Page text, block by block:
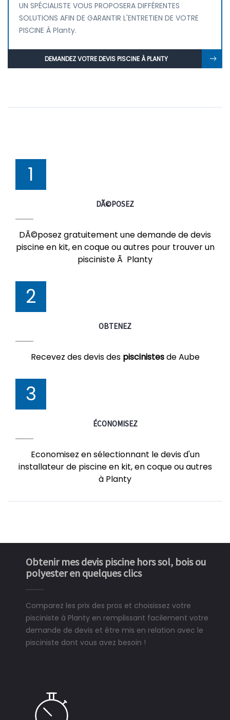
UN SPÉCIALISTE VOUS PROPOSERA DIFFÉRENTES
SOLUTIONS AFIN DE GARANTIR L'ENTRETIEN DE VOTRE
PISCINE À Planty.
DEMANDEZ VOTRE DEVIS PISCINE À PLANTY
1
DÃ©POSEZ
DÃ©posez gratuitement une demande de devis
piscine en kit, en coque ou autres pour trouver un
pisciniste Ã Planty
2
OBTENEZ
Recevez des devis des piscinistesde Aube
3
ÉCONOMISEZ
Economisez en sélectionnant le devis d'un
installateur de piscine en kit, en coque ou autres
à Planty
Obtenir mes devis piscine hors sol, bois ou
polyester en quelques clics
Comparez les prix des pros et choisissez votre
pisciniste à Planty en remplissant facilement votre
demande de devis et être mis en relation avec le
pisciniste dont vous avez besoin !